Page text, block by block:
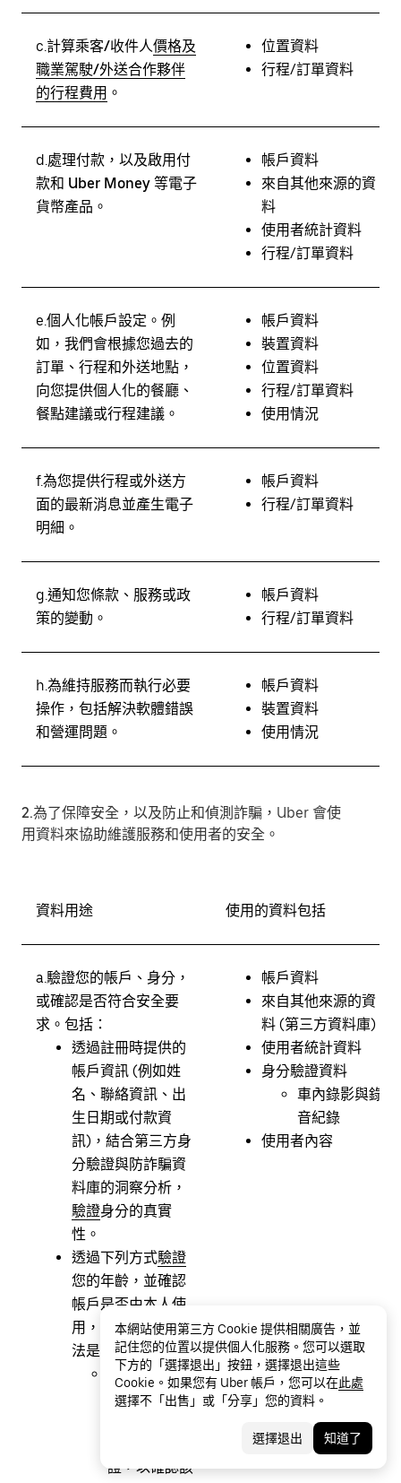
c. 計算乘客/收件人價格及
職業駕駛/外送合作夥伴
的行程費用 。
位置資料
行程/訂單資料
d. 處理付款，以及啟用付
款和 Uber Money 等電子
貨幣產品。
帳戶資料
來自其他來源的資
料
使用者統計資料
行程/訂單資料
e. 個人化帳戶設定。 例
如，我們會根據您過去的
訂單、行程和外送地點，
向您提供個人化的餐廳、
餐點建議或行程建議。
帳戶資料
裝置資料
位置資料
行程/訂單資料
使用情況
f.為您提供行程或外送方
面的最新消息並產生電子
明細。
帳戶資料
行程/訂單資料
g. 通知您條款、服務或政
策的變動。
帳戶資料
行程/訂單資料
h. 為維持服務而執行必要
操作，包括解決軟體錯誤
和營運問題。
帳戶資料
裝置資料
使用情況
2.為了保障安全，以及防止和偵測詐騙， Uber 會使
用資料來協助維護服務和使用者的安全。
資料用途 使用的資料包括
a. 驗證您的帳戶、身分，
或確認是否符合安全要
求。 包括：
透過註冊時提供的
帳戶資訊 (例如姓
名、聯絡資訊、出
生日期或付款資
訊)，結合第三方身
分驗證與防詐騙資
料庫的洞察分析，
驗證身分的真實
性。
透過下列方式驗證
您的年齡，並確認
帳戶是否由本人使
用，而非他人，方
法是：
收集您的身分
證件號碼和/
證，以確認該
帳戶資料
來自其他來源的資
料 (第三方資料庫)
使用者統計資料
身分驗證資料
車內錄影與錄
音紀錄
使用者內容
本網站使用第三方 Cookie 提供相關廣告，並
記住您的位置以提供個人化服務。您可以選取
下方的「選擇退出」按鈕，選擇退出這些
Cookie。如果您有 Uber 帳戶，您可以在此處
選擇不「出售」或「分享」您的資料。
選擇退出 知道了